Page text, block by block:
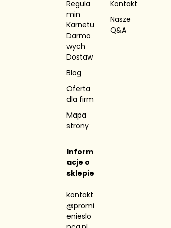
Regula
min
Karnetu
Darmo
wych
Dostaw
Blog
Oferta
dla firm
Mapa
strony
Kontakt
Nasze
Q&A
Inform
acje o
sklepie
kontakt
@promi
enieslo